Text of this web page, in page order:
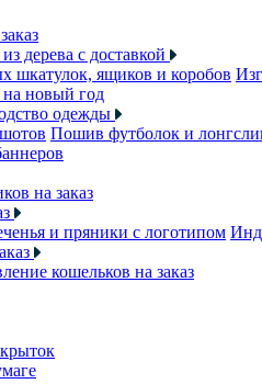
дерева с доставкой
шкатулок, ящиков и коробов
новый год
одежды
Пошив футболок и
на заказ
и пряники с логотипом
кошельков на заказ